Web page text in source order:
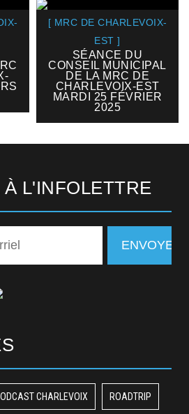
[ MRC DE CHARLEVOIX-
EST ]
SÉANCE DU
CONSEIL MUNICIPAL
DE LA MRC DE
CHARLEVOIX-EST
MARDI 25 FÉVRIER
2025
CHARLEVOIX ROADTRIP
L'INFOLETTRE